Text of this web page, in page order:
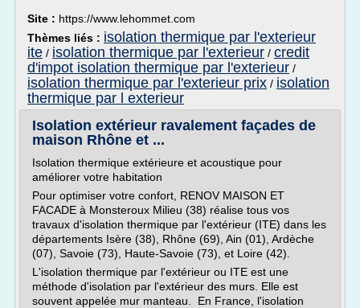
Site : https://www.lehommet.com
Thèmes liés : isolation thermique par l'exterieur
ite / isolation thermique par l'exterieur / credit
d'impot isolation thermique par l'exterieur /
isolation thermique par l'exterieur prix / isolation
thermique par l exterieur
Isolation extérieur ravalement façades de
maison Rhône et ...
Isolation thermique extérieure et acoustique pour
améliorer votre habitation
Pour optimiser votre confort, RENOV MAISON ET
FACADE à Monsteroux Milieu (38) réalise tous vos
travaux d'isolation thermique par l'extérieur (ITE) dans les
départements Isère (38), Rhône (69), Ain (01), Ardèche
(07), Savoie (73), Haute-Savoie (73), et Loire (42).
L'isolation thermique par l'extérieur ou ITE est une
méthode d'isolation par l'extérieur des murs. Elle est
souvent appelée mur manteau. En France, l'isolation